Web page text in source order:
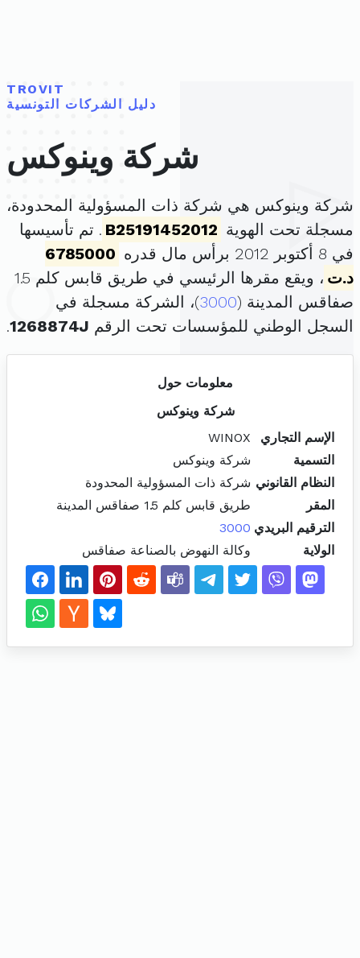
TROVIT
دليل الشركات التونسية
شركة وينوكس
شركة وينوكس هي شركة ذات المسؤولية المحدودة،
مسجلة تحت الهوية B25191452012 . تم تأسيسها
في 8 أكتوبر 2012 برأس مال قدره
6785000
د.ت
، ويقع مقرها الرئيسي في طريق قابس كلم 1.5
صفاقس المدينة (3000)، الشركة مسجلة في
السجل الوطني للمؤسسات تحت الرقم 1268874J
.
معلومات حول
شركة وينوكس
الإسم التجاري
WINOX
التسمية
شركة وينوكس
النظام القانوني شركة ذات المسؤولية المحدودة
المقر
طريق قابس كلم 1.5 صفاقس المدينة
الترقيم البريدي 3000
الولاية
وكالة النهوض بالصناعة صفاقس